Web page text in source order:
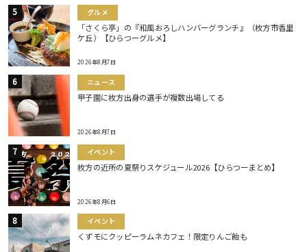
グルメ
「さくら亭」の『和風おろしハンバーグランチ』（枚方市香里
ケ丘）【ひらつーグルメ】
2026年8月7日
ニュース
甲子園に枚方出身の選手が複数出場してる
2026年8月7日
イベント
枚方の近所の夏祭りスケジュール2026【ひらつーまとめ】
2026年8月6日
イベント
くずモにクッピーラムネカフェ！限定りんご飴も